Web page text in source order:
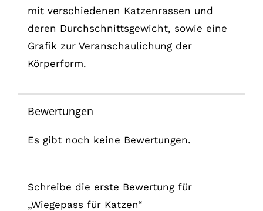
mit verschiedenen Katzenrassen und
deren Durchschnittsgewicht, sowie eine
Grafik zur Veranschaulichung der
Körperform.
Bewertungen
Es gibt noch keine Bewertungen.
Schreibe die erste Bewertung für
„Wiegepass für Katzen“